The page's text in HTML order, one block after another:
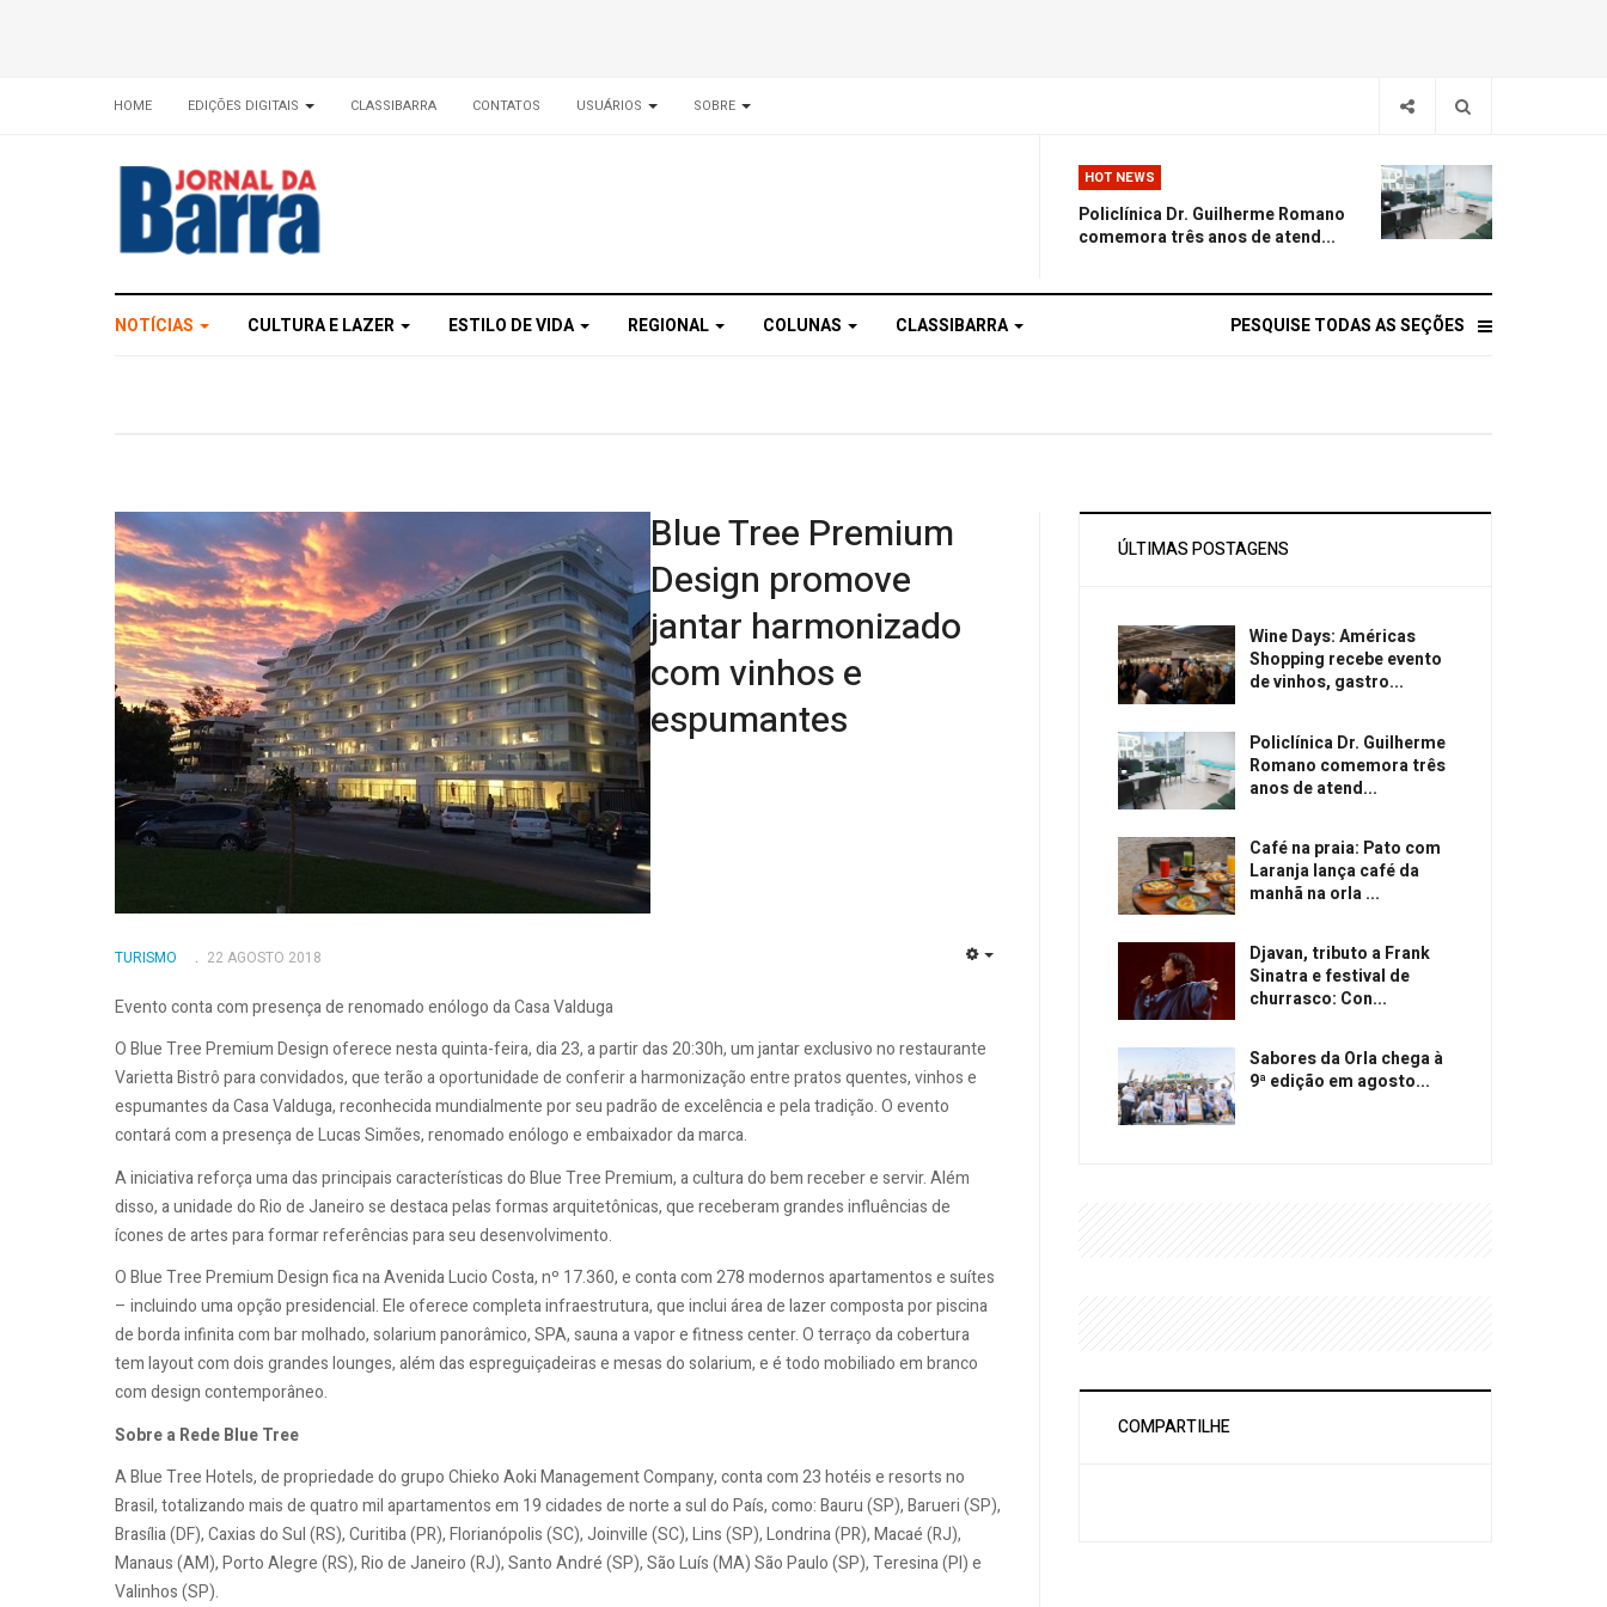
HOME EDIÇÕES DIGITAIS CLASSIBARRA CONTATOS USUÁRIOS SOBRE
HOT NEWS
Policlínica Dr. Guilherme Romano
comemora três anos de atend...
NOTÍCIAS CULTURA E LAZER ESTILO DE VIDA REGIONAL COLUNAS CLASSIBARRA PESQUISE TODAS AS SEÇÕES
Blue Tree Premium
Design promove
jantar harmonizado
com vinhos e
espumantes
TURISMO 22 AGOSTO 2018
Evento conta com presença de renomado enólogo da Casa Valduga
O Blue Tree Premium Design oferece nesta quinta-feira, dia 23, a partir das 20:30h, um jantar exclusivo no restaurante
Varietta Bistrô para convidados, que terão a oportunidade de conferir a harmonização entre pratos quentes, vinhos e
espumantes da Casa Valduga, reconhecida mundialmente por seu padrão de excelência e pela tradição. O evento
contará com a presença de Lucas Simões, renomado enólogo e embaixador da marca.
A iniciativa reforça uma das principais características do Blue Tree Premium, a cultura do bem receber e servir. Além
disso, a unidade do Rio de Janeiro se destaca pelas formas arquitetônicas, que receberam grandes influências de
ícones de artes para formar referências para seu desenvolvimento.
O Blue Tree Premium Design fica na Avenida Lucio Costa, nº 17.360, e conta com 278 modernos apartamentos e suítes
– incluindo uma opção presidencial. Ele oferece completa infraestrutura, que inclui área de lazer composta por piscina
de borda infinita com bar molhado, solarium panorâmico, SPA, sauna a vapor e fitness center. O terraço da cobertura
tem layout com dois grandes lounges, além das espreguiçadeiras e mesas do solarium, e é todo mobiliado em branco
com design contemporâneo.
Sobre a Rede Blue Tree
A Blue Tree Hotels, de propriedade do grupo Chieko Aoki Management Company, conta com 23 hotéis e resorts no
Brasil, totalizando mais de quatro mil apartamentos em 19 cidades de norte a sul do País, como: Bauru (SP), Barueri (SP),
Brasília (DF), Caxias do Sul (RS), Curitiba (PR), Florianópolis (SC), Joinville (SC), Lins (SP), Londrina (PR), Macaé (RJ),
Manaus (AM), Porto Alegre (RS), Rio de Janeiro (RJ), Santo André (SP), São Luís (MA) São Paulo (SP), Teresina (PI) e
Valinhos (SP).
ÚLTIMAS POSTAGENS
Wine Days: Américas
Shopping recebe evento
de vinhos, gastro...
Policlínica Dr. Guilherme
Romano comemora três
anos de atend...
Café na praia: Pato com
Laranja lança café da
manhã na orla ...
Djavan, tributo a Frank
Sinatra e festival de
churrasco: Con...
Sabores da Orla chega à
9ª edição em agosto...
COMPARTILHE